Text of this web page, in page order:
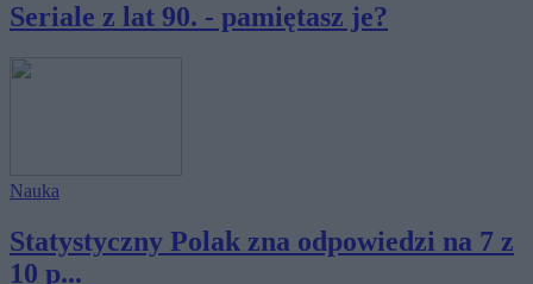
Seriale z lat 90. - pamiętasz je?
Nauka
Statystyczny Polak zna odpowiedzi na 7 z
10 p...